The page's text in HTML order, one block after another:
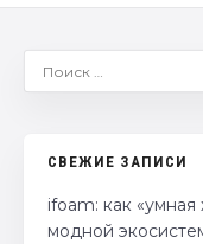
СВЕЖИЕ ЗАПИСИ
ifoam: как «умная
модной